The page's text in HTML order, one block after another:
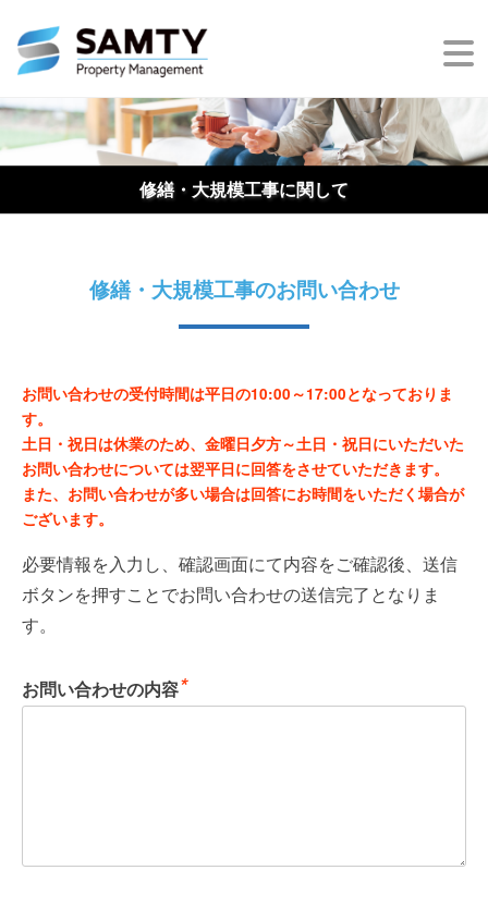
修繕・大規模工事に関して
修繕・大規模工事のお問い合わせ
お問い合わせの受付時間は平日の10:00～17:00となっておりま
す。
土日・祝日は休業のため、金曜日夕方～土日・祝日にいただいた
お問い合わせについては翌平日に回答をさせていただきます。
また、お問い合わせが多い場合は回答にお時間をいただく場合が
ございます。
必要情報を入力し、確認画面にて内容をご確認後、送信
ボタンを押すことでお問い合わせの送信完了となりま
す。
お問い合わせの内容*